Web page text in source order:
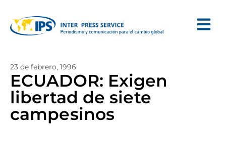
23 de febrero, 1996
ECUADOR: Exigen
libertad de siete
campesinos